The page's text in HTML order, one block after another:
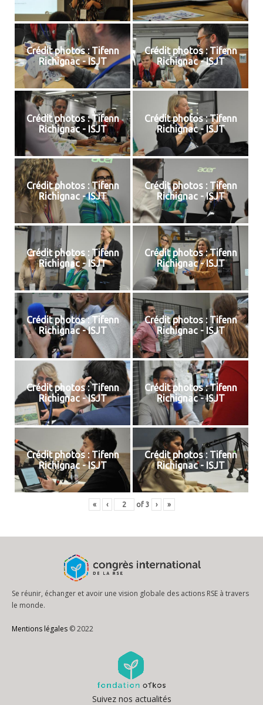
Crédit photos : Tifenn
Richignac - ISJT
Crédit photos : Tifenn
Richignac - ISJT
Crédit photos : Tifenn
Richignac - ISJT
Crédit photos : Tifenn
Richignac - ISJT
Crédit photos : Tifenn
Richignac - ISJT
Crédit photos : Tifenn
Richignac - ISJT
Crédit photos : Tifenn
Richignac - ISJT
Crédit photos : Tifenn
Richignac - ISJT
Crédit photos : Tifenn
Richignac - ISJT
Crédit photos : Tifenn
Richignac - ISJT
Crédit photos : Tifenn
Richignac - ISJT
Crédit photos : Tifenn
Richignac - ISJT
Crédit photos : Tifenn
Richignac - ISJT
Crédit photos : Tifenn
Richignac - ISJT
« ‹ of 3 › »
Se réunir, échanger et avoir une vision globale des actions RSE à travers
le monde.
Mentions légales © 2022
Suivez nos actualités